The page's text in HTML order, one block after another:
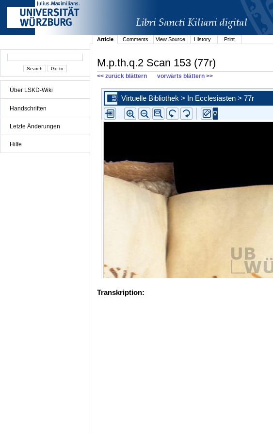
Über LSKD-Wiki
Handschriften
Letzte Änderungen
Hilfe
Article
Comments View Source History Print
M.p.th.q.2 Scan 153 (77r)
<< zurück blättern vorwärts blättern >>
Transkription: